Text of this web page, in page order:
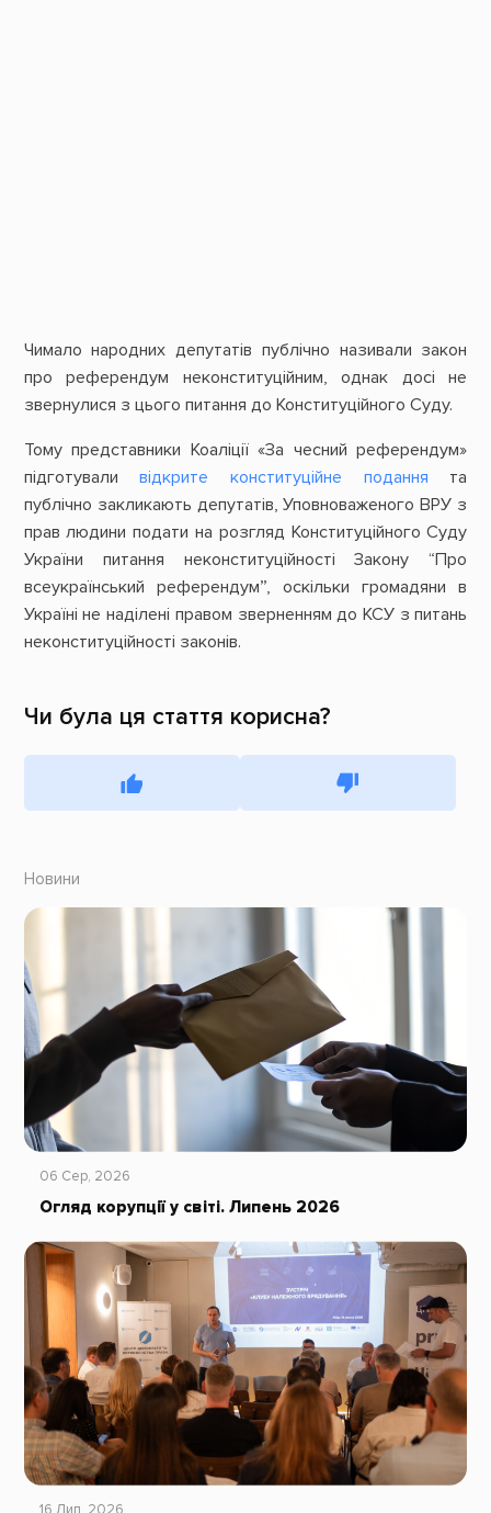
Чимало народних депутатів публічно називали закон
про референдум неконституційним, однак досі не
звернулися з цього питання до Конституційного Суду.
Тому представники Коаліції «За чесний референдум»
підготуваливідкрите конституційне подання та
публічно закликають депутатів, Уповноваженого ВРУ з
прав людини подати на розгляд Конституційного Суду
України питання неконституційності Закону “Про
всеукраїнський референдум”, оскільки громадяни в
Україні не наділені правом зверненням до КСУ з питань
неконституційності законів.
Чи була ця стаття корисна?
Новини
06 Сер, 2026
Огляд корупції у світі. Липень 2026